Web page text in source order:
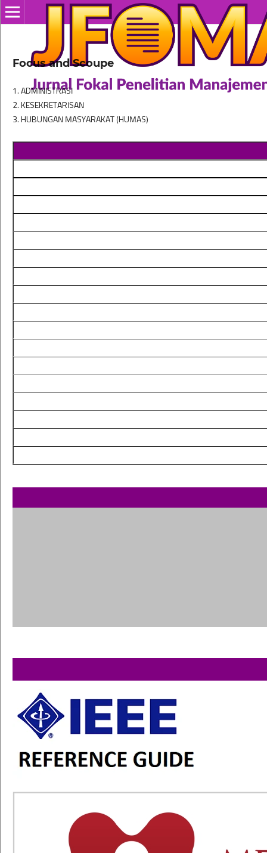
Focus and Scoupe
1. ADMINISTRASI
2. KESEKRETARISAN
3. HUBUNGAN MASYARAKAT (HUMAS)